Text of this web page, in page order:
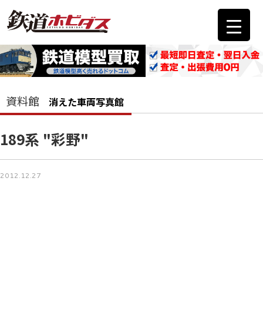
資料館 消えた車両写真館
189系 "彩野"
2012.12.27